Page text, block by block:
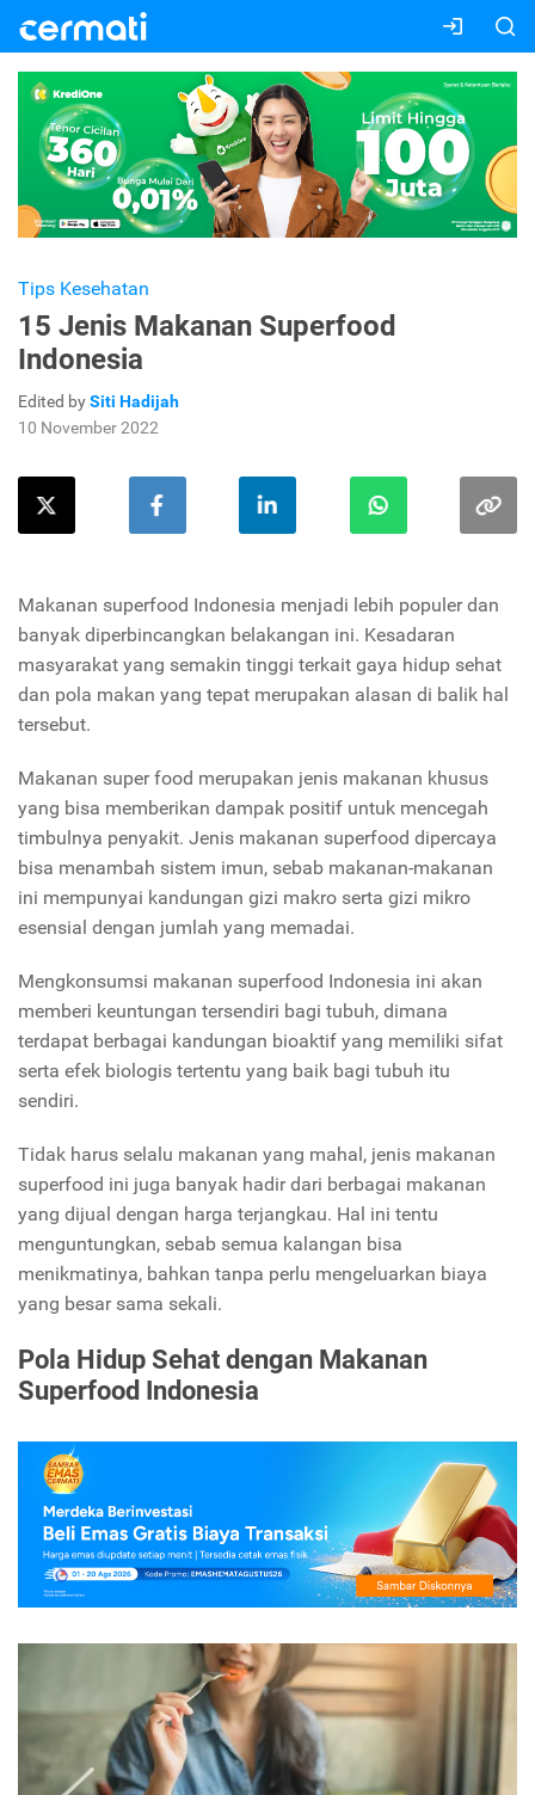
Tips Kesehatan
15 Jenis Makanan Superfood
Indonesia
Edited bySiti Hadijah
10 November 2022
Makanan superfood Indonesia menjadi lebih populer dan
banyak diperbincangkan belakangan ini. Kesadaran
masyarakat yang semakin tinggi terkait gaya hidup sehat
dan pola makan yang tepat merupakan alasan di balik hal
tersebut.
Makanan super food merupakan jenis makanan khusus
yang bisa memberikan dampak positif untuk mencegah
timbulnya penyakit. Jenis makanan superfood dipercaya
bisa menambah sistem imun, sebab makanan-makanan
ini mempunyai kandungan gizi makro serta gizi mikro
esensial dengan jumlah yang memadai.
Mengkonsumsi makanan superfood Indonesia ini akan
memberi keuntungan tersendiri bagi tubuh, dimana
terdapat berbagai kandungan bioaktif yang memiliki sifat
serta efek biologis tertentu yang baik bagi tubuh itu
sendiri.
Tidak harus selalu makanan yang mahal, jenis makanan
superfood ini juga banyak hadir dari berbagai makanan
yang dijual dengan harga terjangkau. Hal ini tentu
menguntungkan, sebab semua kalangan bisa
menikmatinya, bahkan tanpa perlu mengeluarkan biaya
yang besar sama sekali.
Pola Hidup Sehat dengan Makanan
Superfood Indonesia